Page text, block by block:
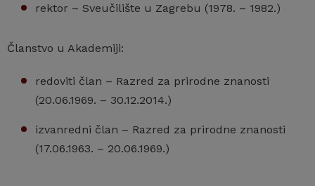
rektor – Sveučilište u Zagrebu (1978. – 1982.)
Članstvo u Akademiji:
redoviti član – Razred za prirodne znanosti
(20.06.1969. – 30.12.2014.)
izvanredni član – Razred za prirodne znanosti
(17.06.1963. – 20.06.1969.)